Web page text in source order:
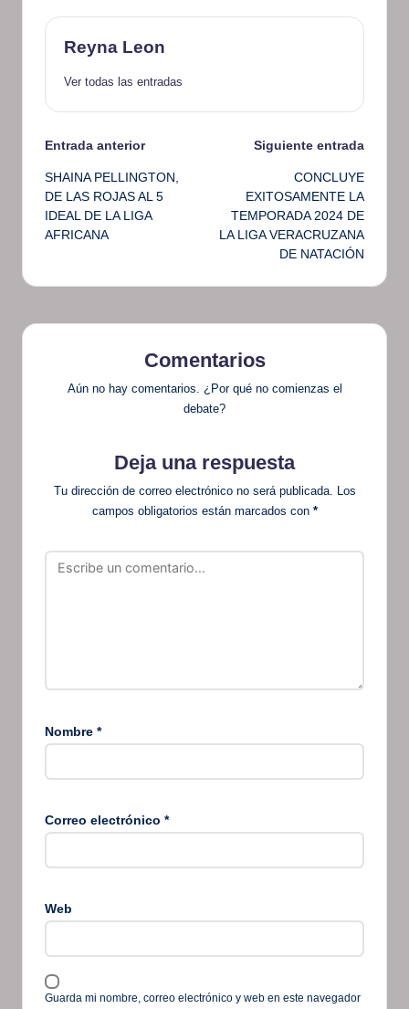
Reyna Leon
Ver todas las entradas
Navegación
de
entradas
Entrada anterior
SHAINA PELLINGTON,
DE LAS ROJAS AL 5
IDEAL DE LA LIGA
AFRICANA
Siguiente entrada
CONCLUYE
EXITOSAMENTE LA
TEMPORADA 2024 DE
LA LIGA VERACRUZANA
DE NATACIÓN
Comentarios
Aún no hay comentarios. ¿Por qué no comienzas el
debate?
Deja una respuesta
Tu dirección de correo electrónico no será publicada. Los
campos obligatorios están marcados con *
Nombre *
Correo electrónico *
Web
Guarda mi nombre, correo electrónico y web en este navegador